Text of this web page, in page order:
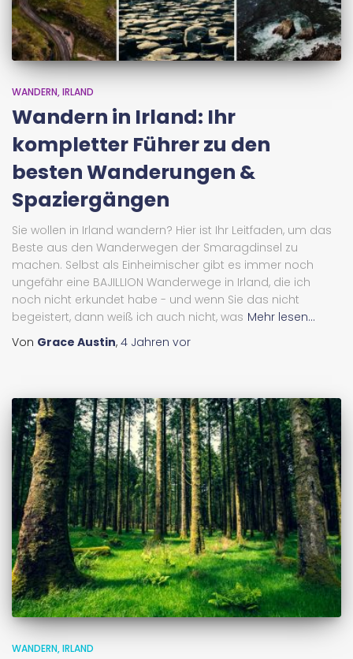
WANDERN IRLAND
Wandern in Irland: Ihr
kompletter Führer zu den
besten Wanderungen &
Spaziergängen
Sie wollen in Irland wandern? Hier ist Ihr Leitfaden, um das
Beste aus den Wanderwegen der Smaragdinsel zu
machen. Selbst als Einheimischer gibt es immer noch
ungefähr eine BAJILLION Wanderwege in Irland, die ich
noch nicht erkundet habe - und wenn Sie das nicht
begeistert, dann weiß ich auch nicht, was Mehr lesen...
Von Grace Austin, 4 Jahren vor
WANDERN IRLAND